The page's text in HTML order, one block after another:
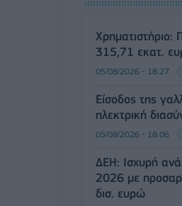
315,71 εκατ.
05/08/2026 - 18:27
Είσοδος της
ηλεκτρική
05/08/2026 - 18:06
ΔΕΗ: Ισχυρή
2026 με
δισ. ευρώ